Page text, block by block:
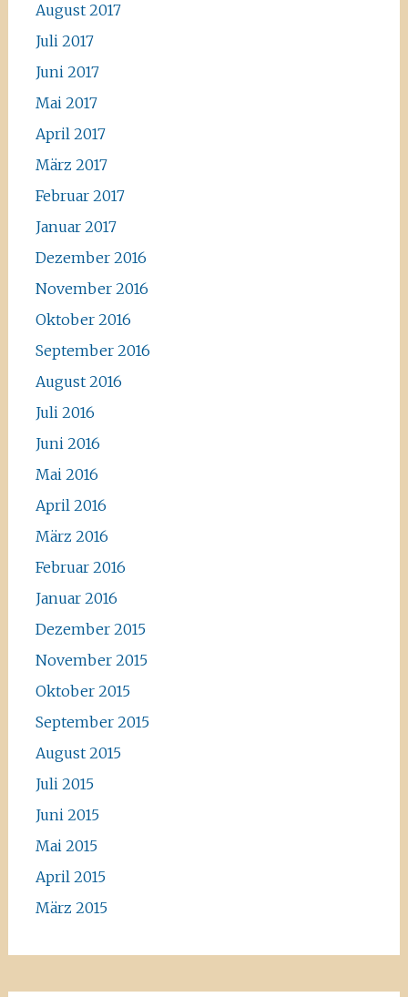
August 2017
Juli 2017
Juni 2017
Mai 2017
April 2017
März 2017
Februar 2017
Januar 2017
Dezember 2016
November 2016
Oktober 2016
September 2016
August 2016
Juli 2016
Juni 2016
Mai 2016
April 2016
März 2016
Februar 2016
Januar 2016
Dezember 2015
November 2015
Oktober 2015
September 2015
August 2015
Juli 2015
Juni 2015
Mai 2015
April 2015
März 2015